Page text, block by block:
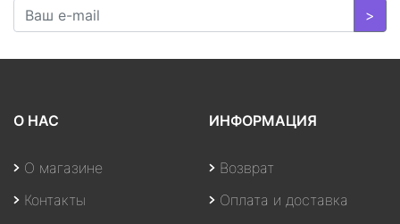
>
О НАС
О магазине
Контакты
ИНФОРМАЦИЯ
Возврат
Оплата и доставка